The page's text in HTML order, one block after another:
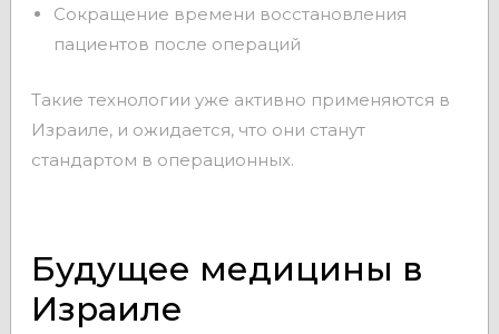
Сокращение времени восстановления
пациентов после операций
Такие технологии уже активно применяются в
Израиле, и ожидается, что они станут
стандартом в операционных.
Будущее медицины в
Израиле